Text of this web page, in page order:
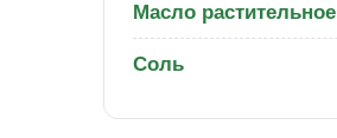
Масло растительное
Соль